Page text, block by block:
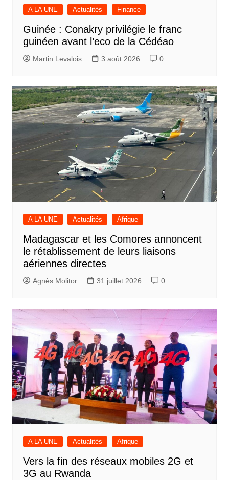
A LA UNE Actualités Finance
Guinée : Conakry privilégie le franc
guinéen avant l’eco de la Cédéao
Martin Levalois 3 août 2026 0
A LA UNE Actualités Afrique
Madagascar et les Comores annoncent
le rétablissement de leurs liaisons
aériennes directes
Agnès Molitor 31 juillet 2026 0
A LA UNE Actualités Afrique
Vers la fin des réseaux mobiles 2G et
3G au Rwanda